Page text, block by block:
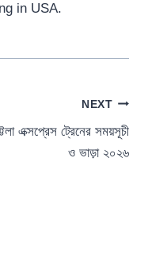
in USA.
NEXT
এক্সপ্রেস ট্রেনের সময়সূচী
ও ভাড়া ২০২৬